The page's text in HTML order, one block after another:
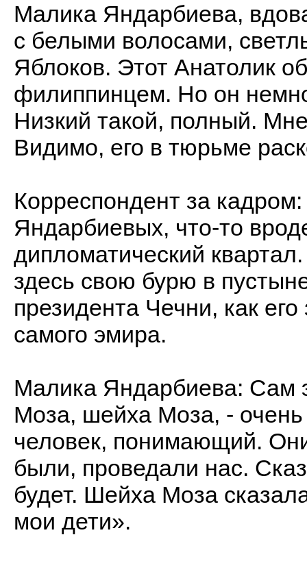
Малика Яндарбиева,
с белыми волосами,
Яблоков. Этот Анатолик
филиппинцем. Но он
Низкий такой, полный.
Видимо, его в тюрьме
Корреспондент за
Яндарбиевых, что-то
дипломатический
здесь свою бурю в
президента Чечни, как
самого эмира.
Малика Яндарбиева: Сам
Моза, шейха Моза, -
человек, понимающий.
были, проведали нас.
будет. Шейха Моза
мои дети».